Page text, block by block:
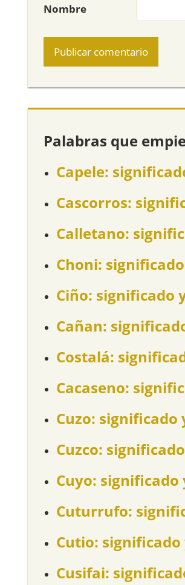
Nombre
Palabras que
Capele:
Cascorros:
Calletano:
Choni:
Ciño: significado
Cañan:
Costalá:
Cacaseno:
Cuzo: significado
Cuzco:
Cuyo: significado
Cuturrufo:
Cutio:
Cusifai: